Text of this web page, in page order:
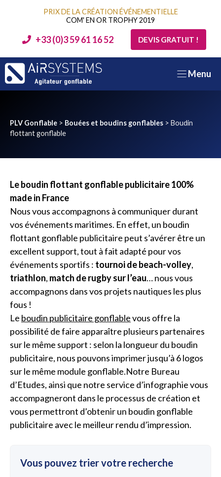
contenu
PRIX DE LA CRÉATION ÉVÉNEMENTIELLE
COM' EN OR TROPHY 2019
+33 (0)3 59 61 16 52 DEVIS GRATUIT !
Menu
PLV Gonflable > Bouées et boudins gonflables > Boudin
flottant gonflable
Le boudin flottant gonflable publicitaire 100%
made in France
Nous vous accompagnons à communiquer durant
vos événements maritimes. En effet, un boudin
flottant gonflable publicitaire peut s’avérer être un
excellent support, tout à fait adapté pour vos
événements sportifs : tournoi de beach-volley,
triathlon, match de rugby sur l’eau… nous vous
accompagnons dans vos projets nautiques les plus
fous !
Le boudin publicitaire gonflablevous offre la
possibilité de faire apparaître plusieurs partenaires
sur le même support : selon la longueur du boudin
publicitaire, nous pouvons imprimer jusqu’à 6 logos
sur le même module gonflable.Notre Bureau
d’Etudes, ainsi que notre service d’infographie vous
accompagneront dans le processus de création et
vous permettront d’obtenir un boudin gonflable
publicitaire avec le meilleur rendu d’impression.
Vous pouvez trier votre recherche